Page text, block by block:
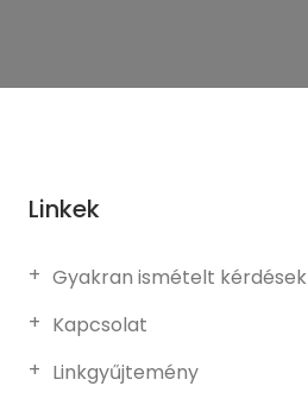
Linkek
Gyakran ismételt kérdések
Kapcsolat
Linkgyűjtemény